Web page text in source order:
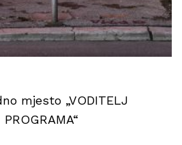
mjesto „VODITELJ